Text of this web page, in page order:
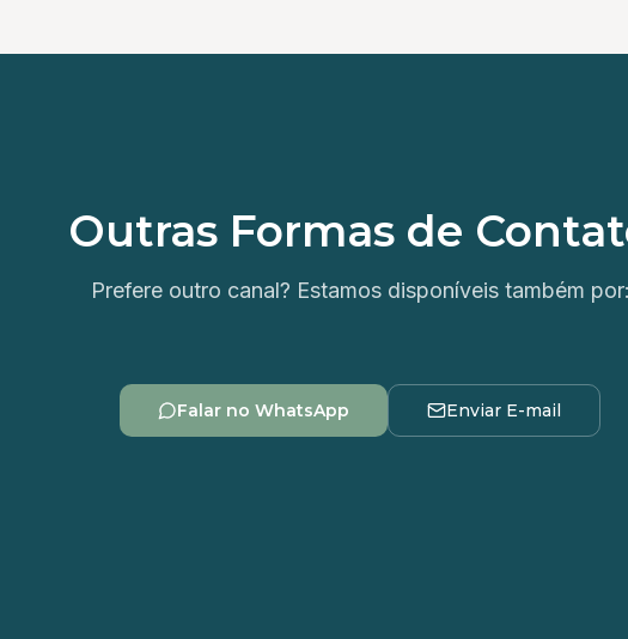
Outras Formas de
Prefere outro canal? Estamos disponíveis também
Falar no WhatsApp Enviar E-mail